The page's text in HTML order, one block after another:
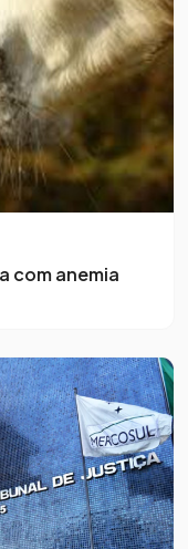
com anemia